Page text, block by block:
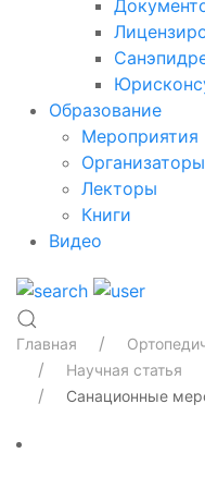
Образование
Мероприятия
Организаторы
Лекторы
Книги
Видео
Главная
Научная статья
Санационные